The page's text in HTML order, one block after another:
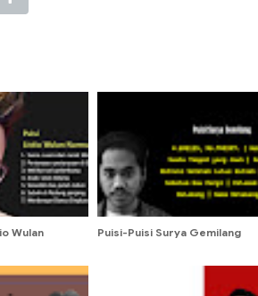
Wulan
Puisi-Puisi Surya Gemilang